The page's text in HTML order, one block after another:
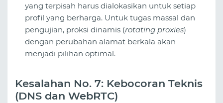
yang terpisah harus dialokasikan untuk setiap
profil yang berharga. Untuk tugas massal dan
pengujian, proksi dinamis (rotating proxies)
dengan perubahan alamat berkala akan
menjadi pilihan optimal.
Kesalahan No. 7: Kebocoran Teknis
(DNS dan WebRTC)